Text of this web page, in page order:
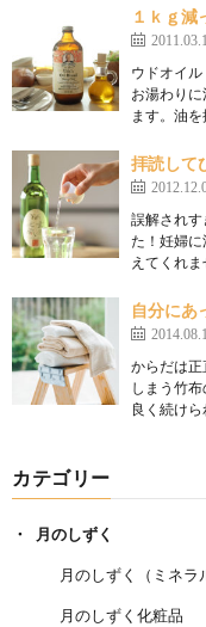
１ｋｇ減
ウドオイ
お湯わり
ます。油
拝読して
誤解され
た！妊婦
えてくれ
自分にあ
からだは
しまう竹
良く続け
カテゴリー
月のしずく
月のしずく（ミネラ
月のしずく化粧品